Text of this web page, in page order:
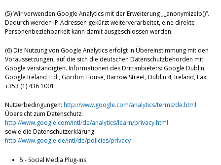
(5) Wir verwenden Google Analytics mit der Erweiterung „_anonymizeIp()“.
Dadurch werden IP-Adressen gekürzt weiterverarbeitet, eine direkte
Personenbeziehbarkeit kann damit ausgeschlossen werden.
(6) Die Nutzung von Google Analytics erfolgt in Übereinstimmung mit den
Voraussetzungen, auf die sich die deutschen Datenschutzbehörden mit
Google verständigten. Informationen des Drittanbieters: Google Dublin,
Google Ireland Ltd., Gordon House, Barrow Street, Dublin 4, Ireland, Fax:
+353 (1) 436 1001.
Nutzerbedingungen: http://www.google.com/analytics/terms/de.html
Übersicht zum Datenschutz:
http://www.google.com/intl/de/analytics/learn/privacy.html
sowie die Datenschutzerklärung:
http://www.google.de/intl/de/policies/privacy
5 - Social Media Plug-ins